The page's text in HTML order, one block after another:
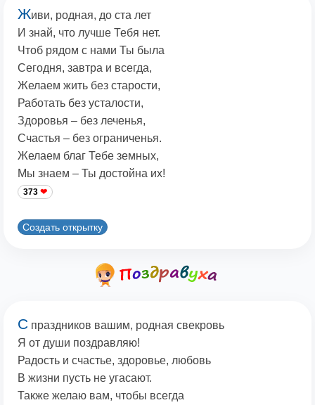
Живи, родная, до ста лет
И знай, что лучше Тебя нет.
Чтоб рядом с нами Ты была
Сегодня, завтра и всегда,
Желаем жить без старости,
Работать без усталости,
Здоровья – без леченья,
Счастья – без ограниченья.
Желаем благ Тебе земных,
Мы знаем – Ты достойна их!
373
Создать открытку
С праздников вашим, родная свекровь
Я от души поздравляю!
Радость и счастье, здоровье, любовь
В жизни пусть не угасают.
Также желаю вам, чтобы всегда